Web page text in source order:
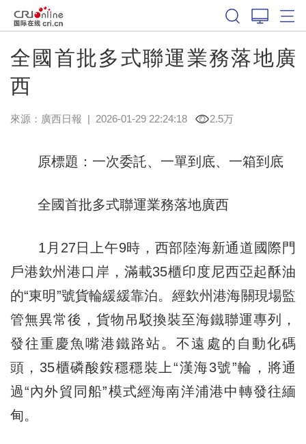
全國首批多式聯運業務落地廣
西
來源： 廣西日報 | 2026-01-29 22:24:18 2.5万
原標題：一次委託、一單到底、一箱到底
全國首批多式聯運業務落地廣西
1月27日上午9時，西部陸海新通道國際門
戶港欽州港口岸，滿載35櫃印度尼西亞起酥油
的“東明”號貨輪緩緩靠泊。經欽州港海關現場監
管無異常後，貨物吊駁換裝至海鐵聯運專列，
發往重慶魚嘴港鐵路站。不遠處的自動化碼
頭，35櫃磷酸銨穩穩裝上“漢海3號”輪，將通
過“內外貿同船”模式經海南洋浦港中轉發往緬
甸。